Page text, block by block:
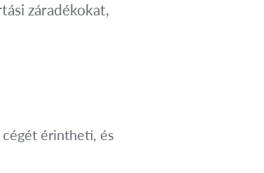
záradékokat,
cégét érintheti, és